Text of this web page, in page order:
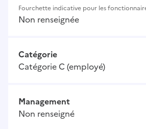
Fourchette indicative pour les
Non renseignée
Catégorie
Catégorie C (employé)
Management
Non renseigné